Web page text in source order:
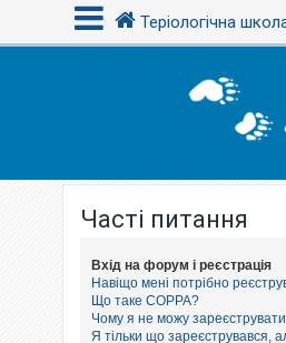
Теріологічна
Часті питання
Вхід на форум і реєстрація
Навіщо мені потрібно
Що таке COPPA?
Чому я не можу
Я тільки що зареєструвався,